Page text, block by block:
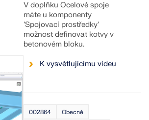
V doplňku Ocelové spoje
máte u komponenty
'Spojovací prostředky'
možnost definovat kotvy v
betonovém bloku.
K vysvětlujícímu videu
002864 Obecné